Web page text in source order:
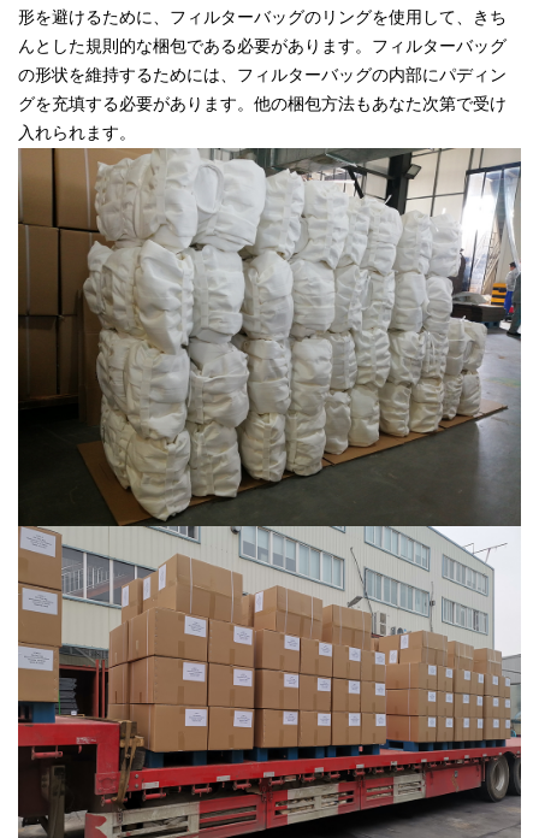
形を避けるために、フィルターバッグのリングを使用して、きち
んとした規則的な梱包である必要があります。フィルターバッグ
の形状を維持するためには、フィルターバッグの内部にパディン
グを充填する必要があります。他の梱包方法もあなた次第で受け
入れられます。